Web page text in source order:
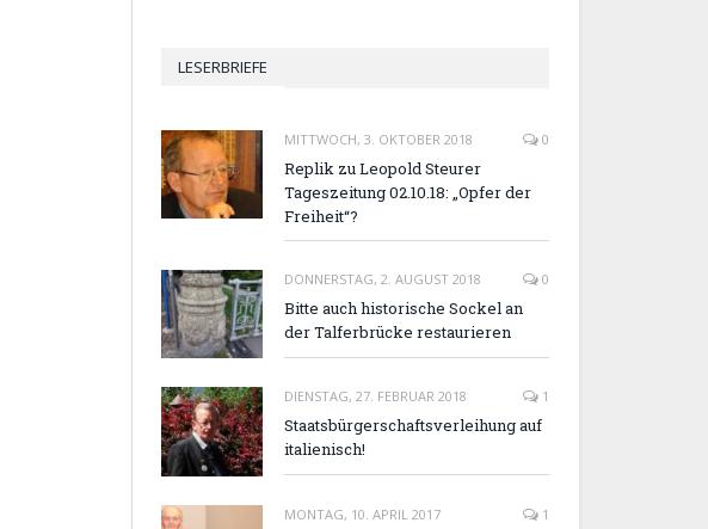
LESERBRIEFE
MITTWOCH, 3. OKTOBER 2018 0
Replik zu Leopold Steurer
Tageszeitung 02.10.18: „Opfer der
Freiheit“?
DONNERSTAG, 2. AUGUST 2018 0
Bitte auch historische Sockel an
der Talferbrücke restaurieren
DIENSTAG, 27. FEBRUAR 2018 1
Staatsbürgerschaftsverleihung auf
italienisch!
MONTAG, 10. APRIL 2017 1